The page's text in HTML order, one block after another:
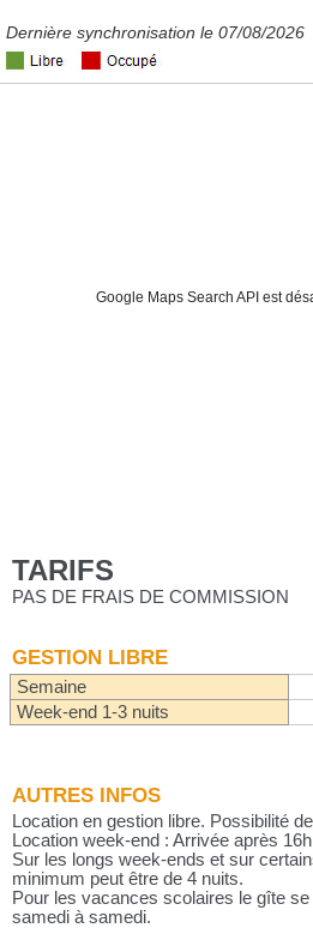
Dernière synchronisation le 07/08/2026
Google Maps Search API est
TARIFS
PAS DE FRAIS DE COMMISSION
GESTION LIBRE
Semaine
Week-end 1-3 nuits
AUTRES INFOS
Location en gestion libre. Possibilité
Location week-end : Arrivée après
Sur les longs week-ends et sur
minimum peut être de 4 nuits.
Pour les vacances scolaires le gîte
samedi à samedi.